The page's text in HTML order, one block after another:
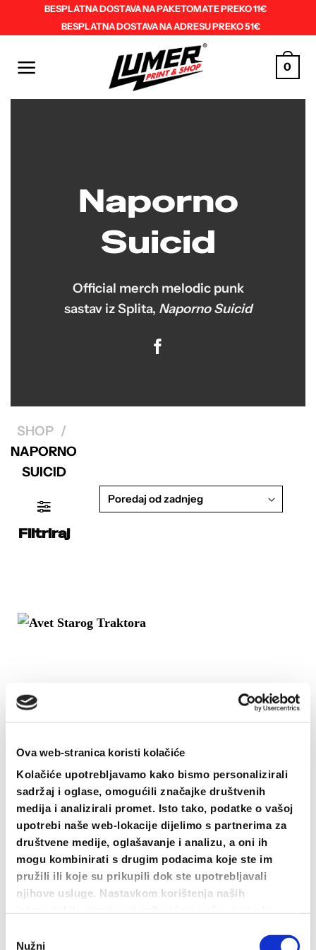
Ova web-stranica koristi kolačiće
Kolačiće upotrebljavamo kako bismo personalizirali
sadržaj i oglase, omogućili značajke društvenih
medija i analizirali promet. Isto tako, podatke o vašoj
upotrebi naše web-lokacije dijelimo s partnerima za
društvene medije, oglašavanje i analizu, a oni ih
mogu kombinirati s drugim podacima koje ste im
pružili ili koje su prikupili dok ste upotrebljavali
njihove usluge. Nastavkom korištenja naših
Nužni
BESPLATNA DOSTAVA NA PAKETOMATE PREKO 11€
BESPLATNA DOSTAVA NA ADRESU PREKO 51€
0
Naporno
Suicid
Official merch melodic punk
sastav iz Splita, Naporno Suicid
SHOP /
NAPORNO
SUICID
Filtriraj